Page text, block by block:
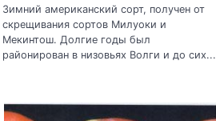
Зимний американский сорт, получен от
скрещивания сортов Милуоки и
Мекинтош. Долгие годы был
районирован в низовьях Волги и до сих...